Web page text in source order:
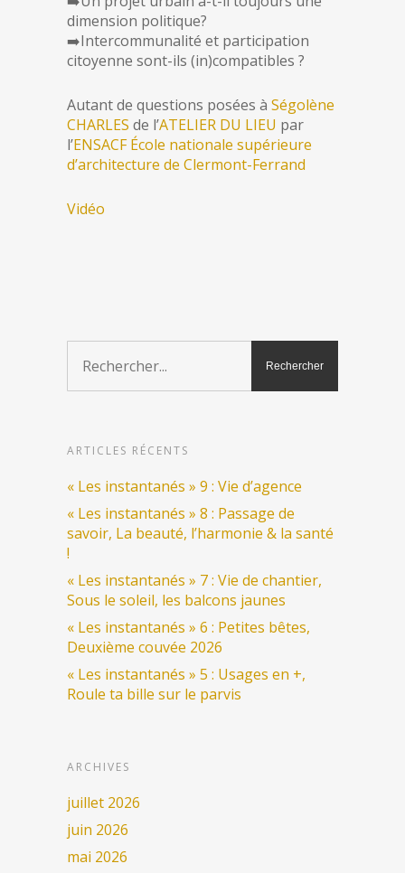
dimension politique?
➡️Intercommunalité et participation
citoyenne sont-ils (in)compatibles ?
Autant de questions posées à Ségolène
CHARLES de l’ATELIER DU LIEU par
l’ENSACF École nationale supérieure
d’architecture de Clermont-Ferrand
Vidéo
ARTICLES RÉCENTS
« Les instantanés » 9 : Vie d’agence
« Les instantanés » 8 : Passage de
savoir, La beauté, l’harmonie & la santé
!
« Les instantanés » 7 : Vie de chantier,
Sous le soleil, les balcons jaunes
« Les instantanés » 6 : Petites bêtes,
Deuxième couvée 2026
« Les instantanés » 5 : Usages en +,
Roule ta bille sur le parvis
ARCHIVES
juillet 2026
juin 2026
mai 2026